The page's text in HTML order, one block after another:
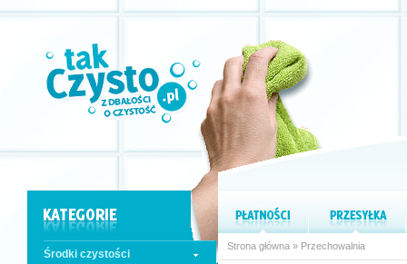
Środki czystości
Strona główna » Przechowalnia